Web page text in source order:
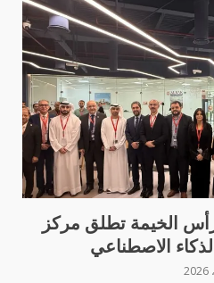
رأس الخيمة تطلق مركز
الاصطناعي